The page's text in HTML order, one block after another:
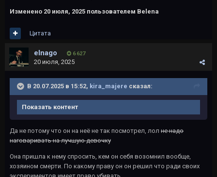
Изменено 20 июля, 2025 пользователем Belena
Цитата
elnago 6 627
20 июля, 2025
В 20.07.2025 в 15:52, kira_majere сказал:
Показать контент
Да не потому что он на неё не так посмотрел, лол не надо
наговаривать на лучшую девочку
Она пришла к нему спросить, кем он себя возомнил вообще,
хозяином смерти. По какому праву он он решил что ради своих